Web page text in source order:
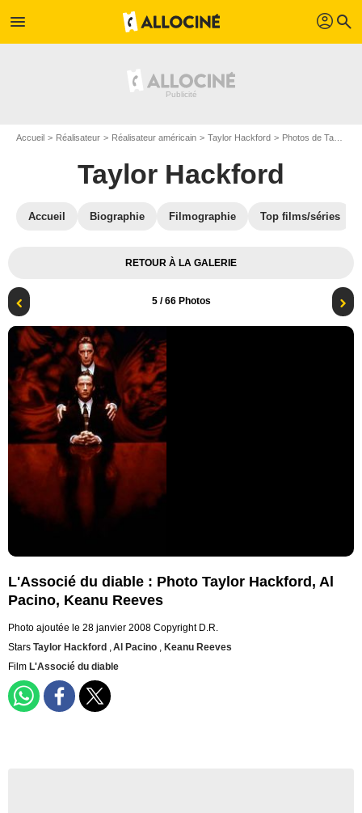
menu profil search
Accueil Réalisateur Réalisateur américain Taylor Hackford Photos de Taylor Hackford
Taylor Hackford
Accueil Biographie Filmographie Top films/séries
RETOUR À LA GALERIE
5/ 66 Photos
L'Associé du diable : Photo Taylor Hackford, Al
Pacino, Keanu Reeves
Photo ajoutée le 28 janvier 2008 Copyright D.R.
Stars Taylor Hackford ,Al Pacino , Keanu Reeves
Film L'Associé du diable